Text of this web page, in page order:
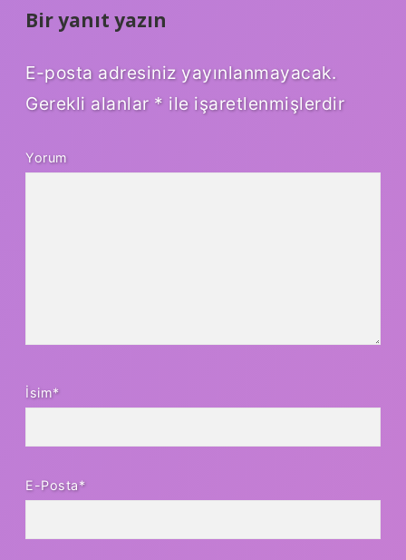
Bir yanıt yazın
E-posta adresiniz yayınlanmayacak.
Gerekli alanlar * ile işaretlenmişlerdir
Yorum
İsim*
E-Posta*